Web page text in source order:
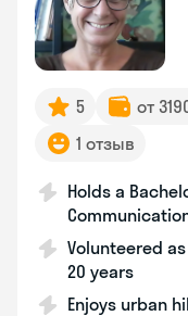
5 от
1 отзыв
Holds a
Volunteered
20 years
Enjoys urban